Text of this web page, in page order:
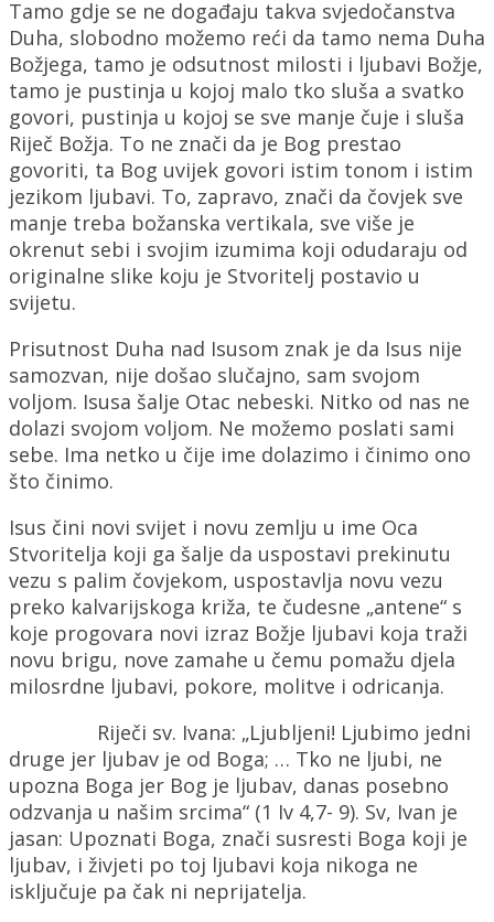
Tamo gdje se ne događaju takva svjedočanstva
Duha, slobodno možemo reći da tamo nema Duha
Božjega, tamo je odsutnost milosti i ljubavi Božje,
tamo je pustinja u kojoj malo tko sluša a svatko
govori, pustinja u kojoj se sve manje čuje i sluša
Riječ Božja. To ne znači da je Bog prestao
govoriti, ta Bog uvijek govori istim tonom i istim
jezikom ljubavi. To, zapravo, znači da čovjek sve
manje treba božanska vertikala, sve više je
okrenut sebi i svojim izumima koji odudaraju od
originalne slike koju je Stvoritelj postavio u
svijetu.
Prisutnost Duha nad Isusom znak je da Isus nije
samozvan, nije došao slučajno, sam svojom
voljom. Isusa šalje Otac nebeski. Nitko od nas ne
dolazi svojom voljom. Ne možemo poslati sami
sebe. Ima netko u čije ime dolazimo i činimo ono
što činimo.
Isus čini novi svijet i novu zemlju u ime Oca
Stvoritelja koji ga šalje da uspostavi prekinutu
vezu s palim čovjekom, uspostavlja novu vezu
preko kalvarijskoga križa, te čudesne „antene“ s
koje progovara novi izraz Božje ljubavi koja traži
novu brigu, nove zamahe u čemu pomažu djela
milosrdne ljubavi, pokore, molitve i odricanja.
Riječi sv. Ivana: „Ljubljeni! Ljubimo jedni
druge jer ljubav je od Boga; … Tko ne ljubi, ne
upozna Boga jer Bog je ljubav, danas posebno
odzvanja u našim srcima“ (1 Iv 4,7- 9). Sv, Ivan je
jasan: Upoznati Boga, znači susresti Boga koji je
ljubav, i živjeti po toj ljubavi koja nikoga ne
isključuje pa čak ni neprijatelja.